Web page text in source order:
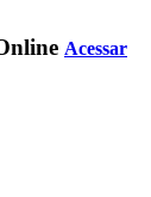
Acessar